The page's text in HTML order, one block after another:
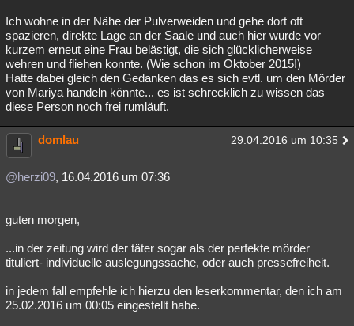
Ich wohne in der Nähe der Pulverweiden und gehe dort oft
spazieren, direkte Lage an der Saale und auch hier wurde vor
kurzem erneut eine Frau belästigt, die sich glücklicherweise
wehren und fliehen konnte. (Wie schon im Oktober 2015!)
Hatte dabei gleich den Gedanken das es sich evtl. um den Mörder
von Mariya handeln könnte... es ist schrecklich zu wissen das
diese Person noch frei rumläuft.
domlau 29.04.2016 um 10:35
@herzi09, 16.04.2016 um 07:36
guten morgen,
...in der zeitung wird der täter sogar als der perfekte mörder
tituliert- individuelle auslegungssache, oder auch pressefreiheit.
in jedem fall empfehle ich hierzu den leserkommentar, den ich am
25.02.2016 um 00:05 eingestellt habe.